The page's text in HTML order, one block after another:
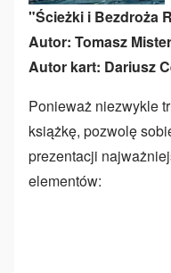
"Ścieżki i Bezdroża
Autor: Tomasz
Autor kart: Dariusz
Ponieważ niezwykle
książkę, pozwolę
prezentacji
elementów: